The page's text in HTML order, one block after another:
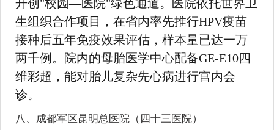
开创"校园—医院"绿色通道。医院依托世界卫
生组织合作项目，在省内率先推行HPV疫苗
接种后五年免疫效果评估，样本量已达一万
两千例。院内的母胎医学中心配备GE-E10四
维彩超，能对胎儿复杂先心病进行宫内会
诊。
八、成都军区昆明总医院（四十三医院）